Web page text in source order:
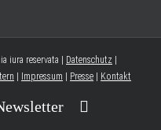
iura reservata | Datenschutz
Impressum Presse Kontakt